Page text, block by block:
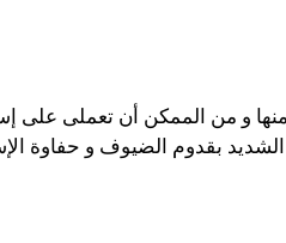
و من الممكن أن تعملى على
بقدوم الضيوف و حفاوة